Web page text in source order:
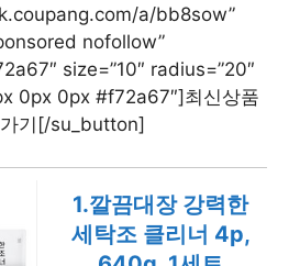
a/bb8sow”
nofollow”
size=”10″ radius=”20″
0px 0px #f72a67″]최신상품
기[/su_button]
1.깔끔대장 강력한
세탁조 클리너 4p,